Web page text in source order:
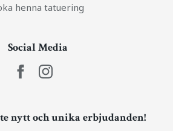
henna tatuering
Social Media
nytt och unika erbjudanden!